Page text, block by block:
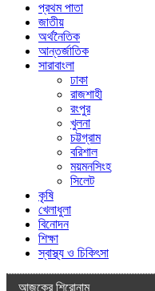
প্রথম পাতা
জাতীয়
অর্থনৈতিক
আন্তর্জাতিক
সারাবাংলা
ঢাকা
রাজশাহী
রংপুর
খুলনা
চট্টগ্রাম
বরিশাল
ময়মনসিংহ
সিলেট
কৃষি
খেলাধুলা
বিনোদন
শিক্ষা
স্বাস্থ্য ও চিকিৎসা
আজকের শিরোনাম